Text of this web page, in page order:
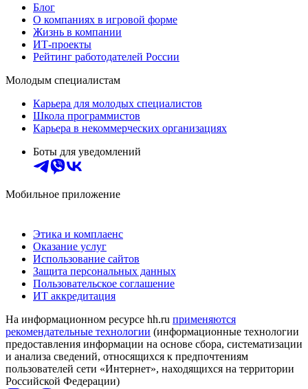
Блог
О компаниях в игровой форме
Жизнь в компании
ИТ-проекты
Рейтинг работодателей России
Молодым специалистам
Карьера для молодых специалистов
Школа программистов
Карьера в некоммерческих организациях
Боты для уведомлений
Мобильное приложение
Этика и комплаенс
Оказание услуг
Использование сайтов
Защита персональных данных
Пользовательское соглашение
ИТ аккредитация
На информационном ресурсе hh.ru применяются
рекомендательные технологии (информационные технологии
предоставления информации на основе сбора, систематизации
и анализа сведений, относящихся к предпочтениям
пользователей сети «Интернет», находящихся на территории
Российской Федерации)